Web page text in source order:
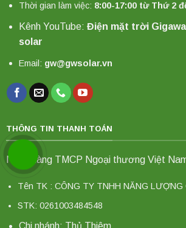
Thời gian làm việc: 8:00-17:00 từ Thứ 2
Kênh YouTube: Điện mặt trời
solar
Email: gw@gwsolar.vn
THÔNG TIN THANH TOÁN
Ngân hàng TMCP Ngoại thương Việt
Tên TK : CÔNG TY TNHH NĂNG LƯỢNG
STK: 0261003484548
Chi nhánh: Thủ Thiêm